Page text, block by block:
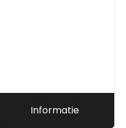
Informatie